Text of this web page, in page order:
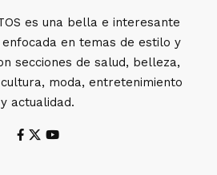
es una bella e interesante
en temas de estilo y
secciones de salud, belleza,
moda, entretenimiento
y actualidad.